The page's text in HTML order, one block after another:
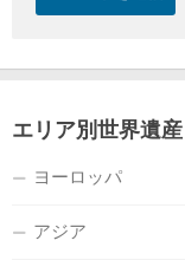
エリア別世界遺産
ヨーロッパ
アジア